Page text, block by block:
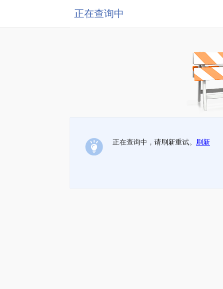
正在查询中
正在查询中，请刷新重试。 刷新